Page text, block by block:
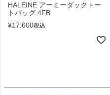
HALEINE アーミーダックトー
トバッグ 4FB
¥17,600税込